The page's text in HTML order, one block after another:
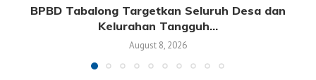
BPBD Tabalong Targetkan Seluruh Desa dan
Kelurahan Tangguh...
August 8, 2026